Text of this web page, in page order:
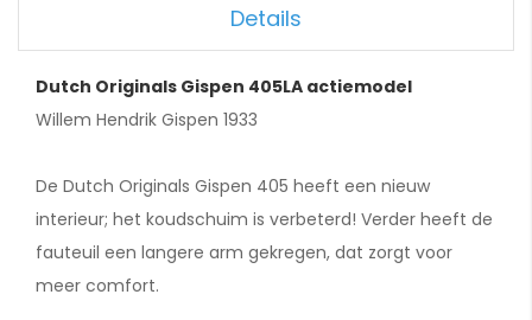
Details
Dutch Originals Gispen 405LA actiemodel
Willem Hendrik Gispen 1933
De Dutch Originals Gispen 405 heeft een nieuw
interieur; het koudschuim is verbeterd! Verder heeft de
fauteuil een langere arm gekregen, dat zorgt voor
meer comfort.